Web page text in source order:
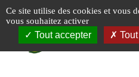
Ce site utilise des cookies et vous
vous souhaitez activer
Tout accepter